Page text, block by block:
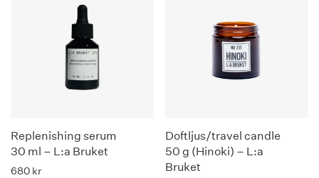
Replenishing serum
30 ml – L:a Bruket
680 kr
Doftljus/travel candle
50 g (Hinoki) – L:a
Bruket